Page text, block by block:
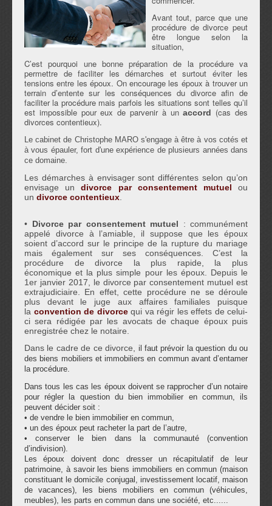
Avant tout, parce que une
procédure de divorce peut
être longue selon la
situation,
C’est pourquoi une bonne préparation de la procédure va
permettre de faciliter les démarches et surtout éviter les
tensions entre les époux. On encourage les époux à trouver un
terrain d’entente sur les conséquences du divorce afin de
faciliter la procédure mais parfois les situations sont telles qu’il
est impossible pour eux de parvenir à unaccord (cas des
divorces contentieux).
Le cabinet de Christophe MARO s'engage à être à vos cotés et
à vous épauler, fort d'une expérience de plusieurs années dans
ce domaine.
Les démarches à envisager sont différentes selon qu’on
envisage undivorce par consentement mutuelou
un divorce contentieux.
• Divorce par consentement mutuel : communément
appelé divorce à l’amiable, il suppose que les époux
soient d’accord sur le principe de la rupture du mariage
mais également sur ses conséquences. C’est la
procédure de divorce la plus rapide, la plus
économique et la plus simple pour les époux. Depuis le
1er janvier 2017, le divorce par consentement mutuel est
extrajudiciaire. En effet, cette procédure ne se déroule
plus devant le juge aux affaires familiales puisque
la convention de divorce qui va régir les effets de celui-
ci sera rédigée par les avocats de chaque époux puis
enregistrée chez le notaire.
Dans le cadre de ce divorce, il faut prévoir la question du ou
des biens mobiliers et immobiliers en commun avant d’entamer
la procédure.
Dans tous les cas les époux doivent se rapprocher d’un notaire
pour régler la question du bien immobilier en commun, ils
peuvent décider soit :
• de vendre le bien immobilier en commun,
• un des époux peut racheter la part de l’autre,
• conserver le bien dans la communauté (convention
d’indivision).
Les époux doivent donc dresser un récapitulatif de leur
patrimoine, à savoir les biens immobiliers en commun (maison
constituant le domicile conjugal, investissement locatif, maison
de vacances), les biens mobiliers en commun (véhicules,
meubles), les parts en commun dans une société, etc......